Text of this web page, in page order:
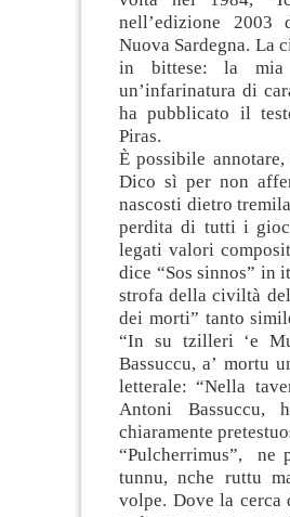
nell’edizione 2003
Nuova Sardegna. La
in bittese: la mia
un’infarinatura di
ha pubblicato il
Piras.
È possibile
Dico sì per non
nascosti dietro
perdita di tutti i
legati valori
dice “Sos sinnos” in
strofa della civiltà
dei morti” tanto
“In su tzilleri ‘e
Bassuccu, a’ mortu
letterale: “Nella
Antoni
chiaramente
“Pulcherrimus”, ne
tunnu, nche ruttu
volpe. Dove la cerca